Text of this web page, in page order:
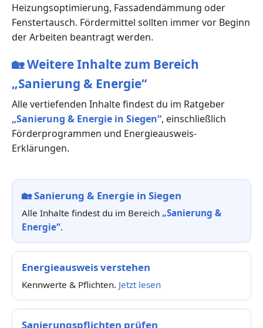
Heizungsoptimierung, Fassadendämmung oder
Fenstertausch. Fördermittel sollten immer vor Beginn
der Arbeiten beantragt werden.
🏡Weitere Inhalte zum Bereich
„Sanierung & Energie“
Alle vertiefenden Inhalte findest du im Ratgeber
„Sanierung & Energie in Siegen“, einschließlich
Förderprogrammen und Energieausweis-
Erklärungen.
🏡Sanierung & Energie in Siegen
Alle Inhalte findest du im Bereich „Sanierung &
Energie“.
Energieausweis verstehen
Kennwerte & Pflichten. Jetzt lesen
Sanierungspflichten prüfen